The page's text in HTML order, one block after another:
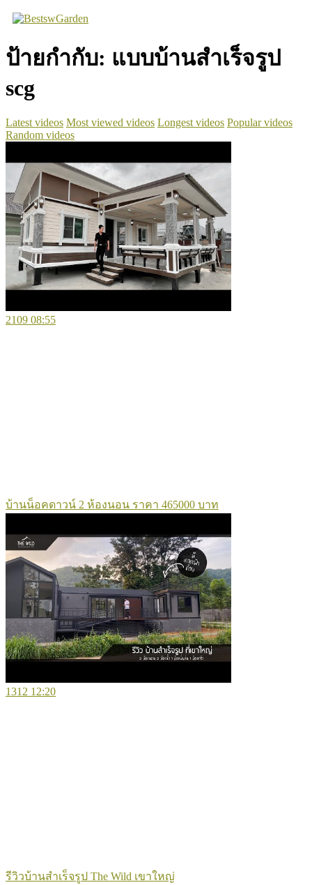
Skip
to
ป้ายกำกับ: แบบบ้านสําเร็จรูป
scg
Latest videos Most viewed videos Longest videos Popular videos
Random videos
2109 08:55
บ้านน็อคดาวน์ 2 ห้องนอน ราคา 465000 บาท
1312 12:20
รีวิวบ้านสำเร็จรูป The Wild เขาใหญ่